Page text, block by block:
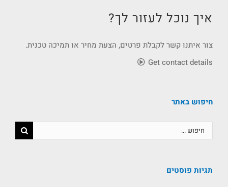
איך נוכל לעזור לך?
צור איתנו קשר לקבלת פרטים, הצעת מחיר או תמיכה טכנית.
Get contact details
חיפוש באתר
תגיות פוסטים